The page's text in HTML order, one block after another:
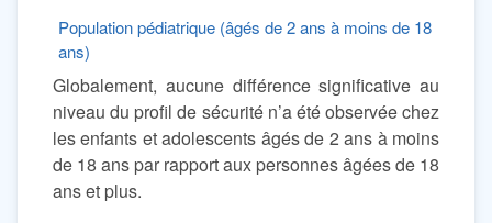
Population pédiatrique (âgés de 2 ans à moins de 18
ans)
Globalement, aucune différence significative au
niveau du profil de sécurité n’a été observée chez
les enfants et adolescents âgés de 2 ans à moins
de 18 ans par rapport aux personnes âgées de 18
ans et plus.